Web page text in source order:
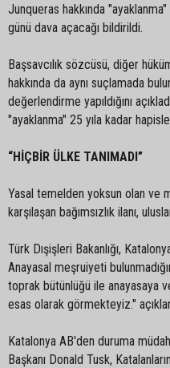
Junqueras hakkında
günü dava açacağı bildirildi.
Başsavcılık sözcüsü, diğer
hakkında da aynı suçlamada
değerlendirme yapıldığını
"ayaklanma" 25 yıla kadar
“HİÇBİR ÜLKE TANIMADI”
Yasal temelden yoksun olan ve
karşılaşan bağımsızlık ilanı,
Türk Dışişleri Bakanlığı,
Anayasal meşruiyeti
toprak bütünlüğü ile anayasaya
esas olarak görmekteyiz."
Katalonya AB'den duruma
Başkanı Donald Tusk,